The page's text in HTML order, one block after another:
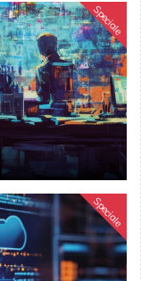
Speciale
Speciale